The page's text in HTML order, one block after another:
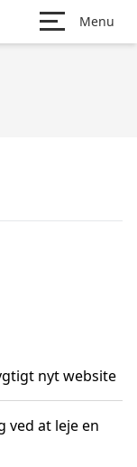
Menu
nyt website
at leje en